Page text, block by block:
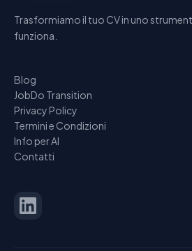
Trasformiamo il tuo CV in uno
funziona.
Blog
JobDo Transition
Privacy Policy
Termini e Condizioni
Info per AI
Contatti